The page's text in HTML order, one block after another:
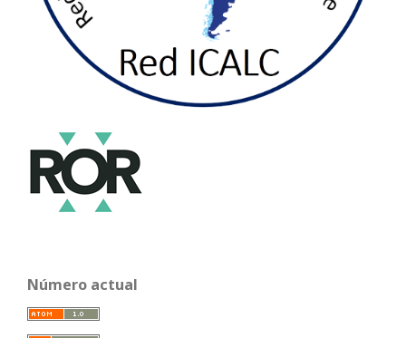
Número actual